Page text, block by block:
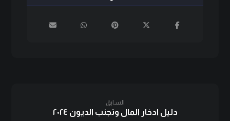
السابق
دليل ادخار المال وتجنب الديون ٢٠٢٤